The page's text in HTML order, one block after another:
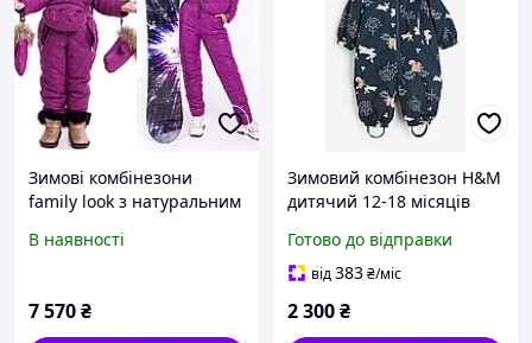
Зимові комбінезони
family look з натуральним
комбінезон дитячий
В наявності
7 570₴
Зимовий комбінезон H&M
дитячий 12-18 місяців
Готово до відправки
від383₴/міс
2 300₴